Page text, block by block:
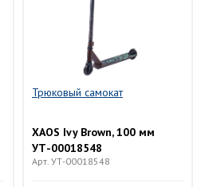
Трюковый самокат
XAOS Ivy Brown, 100 мм
УТ-00018548
Арт. УТ-00018548